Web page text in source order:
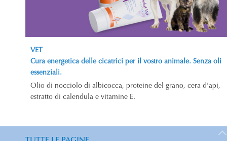
VET
Cura energetica delle cicatrici per il vostro animale. Senza oli
essenziali.
Olio di nocciolo di albicocca, proteine del grano, cera d'api,
estratto di calendula e vitamine E.